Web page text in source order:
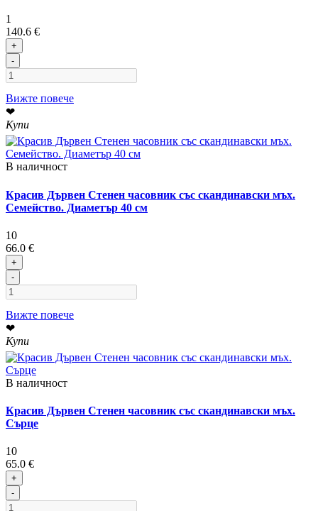
1
140.6 €
+
-
Вижте повече
❤
Купи
В наличност
Красив Дървен Стенен часовник със скандинавски мъх.
Семейство. Диаметър 40 см
10
66.0 €
+
-
Вижте повече
❤
Купи
В наличност
Красив Дървен Стенен часовник със скандинавски мъх.
Сърце
10
65.0 €
+
-